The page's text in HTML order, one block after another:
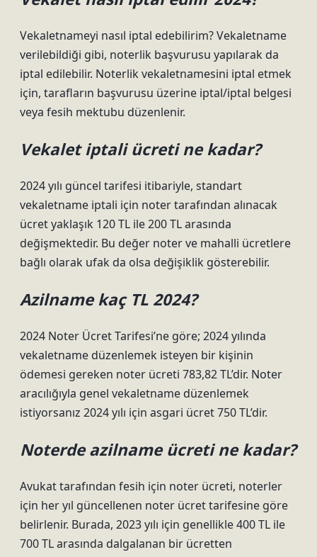
Vekaletnameyi nasıl iptal edebilirim? Vekaletname
verilebildiği gibi, noterlik başvurusu yapılarak da
iptal edilebilir. Noterlik vekaletnamesini iptal etmek
için, tarafların başvurusu üzerine iptal/iptal belgesi
veya fesih mektubu düzenlenir.
Vekalet iptali ücreti ne kadar?
2024 yılı güncel tarifesi itibariyle, standart
vekaletname iptali için noter tarafından alınacak
ücret yaklaşık 120 TL ile 200 TL arasında
değişmektedir. Bu değer noter ve mahalli ücretlere
bağlı olarak ufak da olsa değişiklik gösterebilir.
Azilname kaç TL 2024?
2024 Noter Ücret Tarifesi’ne göre; 2024 yılında
vekaletname düzenlemek isteyen bir kişinin
ödemesi gereken noter ücreti 783,82 TL’dir. Noter
aracılığıyla genel vekaletname düzenlemek
istiyorsanız 2024 yılı için asgari ücret 750 TL’dir.
Noterde azilname ücreti ne kadar?
Avukat tarafından fesih için noter ücreti, noterler
için her yıl güncellenen noter ücret tarifesine göre
belirlenir. Burada, 2023 yılı için genellikle 400 TL ile
700 TL arasında dalgalanan bir ücretten